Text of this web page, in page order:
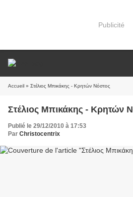
Publicité
Accueil » Στέλιος Μπικάκης - Κρητών Νόστος
Στέλιος Μπικάκης - Κρητών
Publié le 29/12/2010 à 17:53
Par Christocentrix